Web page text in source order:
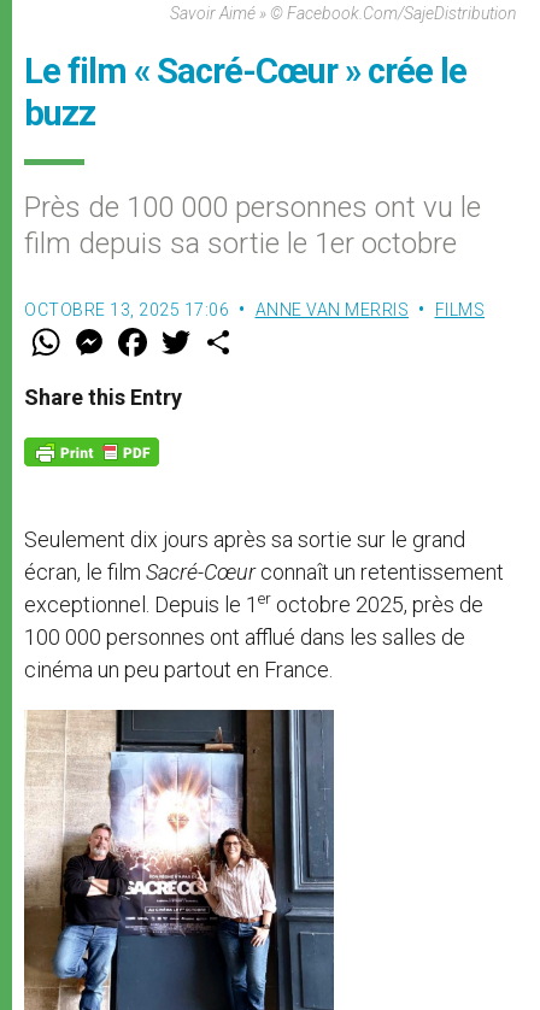
Savoir Aimé » © Facebook.com/SajeDistribution
Le film « Sacré-Cœur » crée le
buzz
Près de 100 000 personnes ont vu le
film depuis sa sortie le 1er octobre
OCTOBRE 13, 2025 17:06 ANNE VAN MERRIS FILMS
W
t
s
p
p
M
e
s
e
g
e
F
a
e
b
o
k
w
Share this Entry
Seulement dix jours après sa sortie sur le grand
écran, le film Sacré-Cœurconnaît un retentissement
exceptionnel. Depuis le 1 er octobre 2025, près de
100 000 personnes ont afflué dans les salles de
cinéma un peu partout en France.